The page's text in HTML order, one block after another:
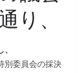
り、
別委員会の採決